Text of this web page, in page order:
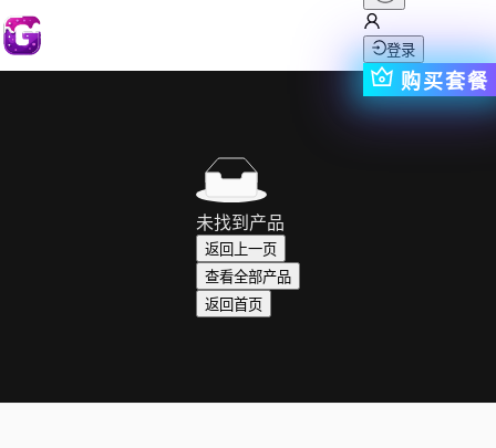
登录
购买套餐
未找到产品
返回上一页
查看全部产品
返回首页